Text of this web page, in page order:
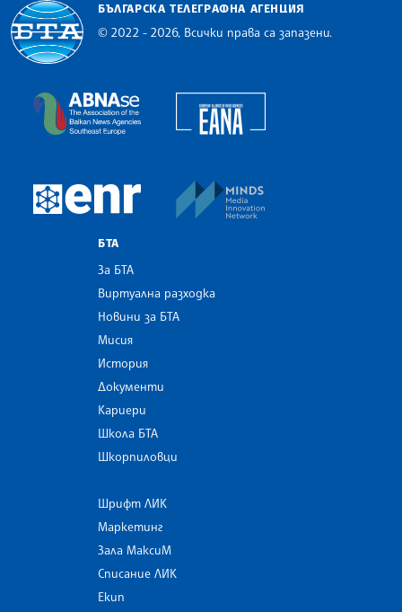
БЪЛГАРСКА ТЕЛЕГРАФНА АГЕНЦИЯ
© 2022 - 2026, Всички права са запазени.
The Assocoation of the Balkan News Agencies
European Newsroom
БТА
За БТА
Виртуална разходка
Новини за БТА
Мисия
История
Документи
Кариери
Школа БТА
Шкорпиловци
Шрифт ЛИК
Маркетинг
Зала МаксиМ
Списание ЛИК
Екип